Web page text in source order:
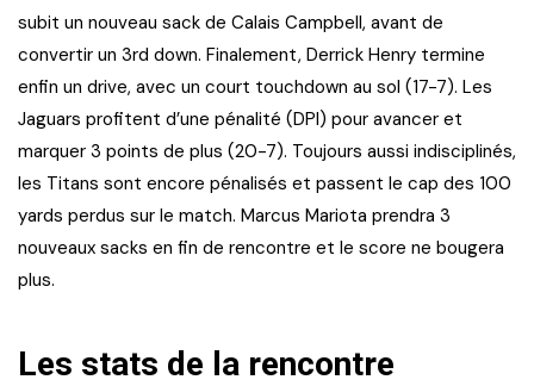
subit un nouveau sack de Calais Campbell, avant de
convertir un 3rd down. Finalement, Derrick Henry termine
enfin un drive, avec un court touchdown au sol (17-7). Les
Jaguars profitent d’une pénalité (DPI) pour avancer et
marquer 3 points de plus (20-7). Toujours aussi indisciplinés,
les Titans sont encore pénalisés et passent le cap des 100
yards perdus sur le match. Marcus Mariota prendra 3
nouveaux sacks en fin de rencontre et le score ne bougera
plus.
Les stats de la rencontre